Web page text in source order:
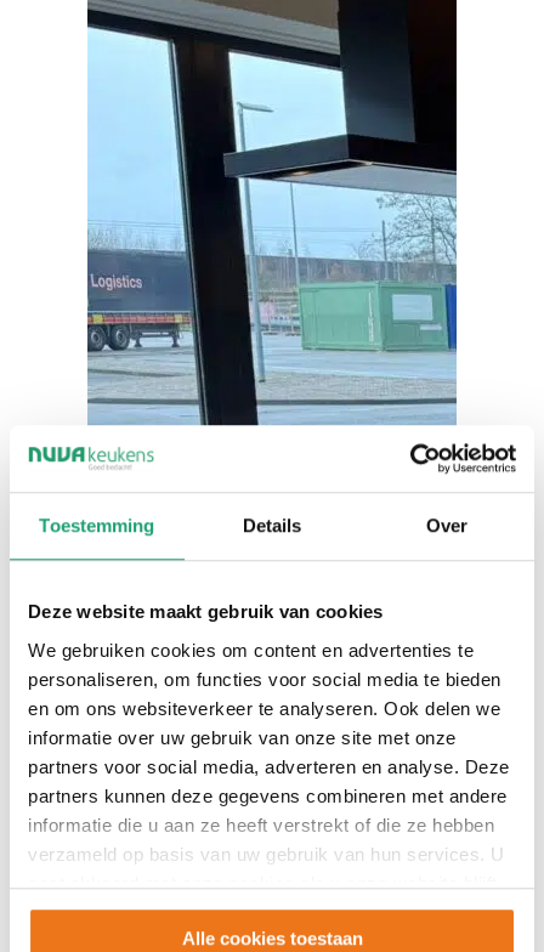
Toestemming Details Over
Deze website maakt gebruik van cookies
We gebruiken cookies om content en advertenties te
personaliseren, om functies voor social media te bieden
en om ons websiteverkeer te analyseren. Ook delen we
informatie over uw gebruik van onze site met onze
partners voor social media, adverteren en analyse. Deze
partners kunnen deze gegevens combineren met andere
informatie die u aan ze heeft verstrekt of die ze hebben
verzameld op basis van uw gebruik van hun services. U
gaat akkoord met onze cookies als u onze website blijft
gebruiken.
Alle cookies toestaan